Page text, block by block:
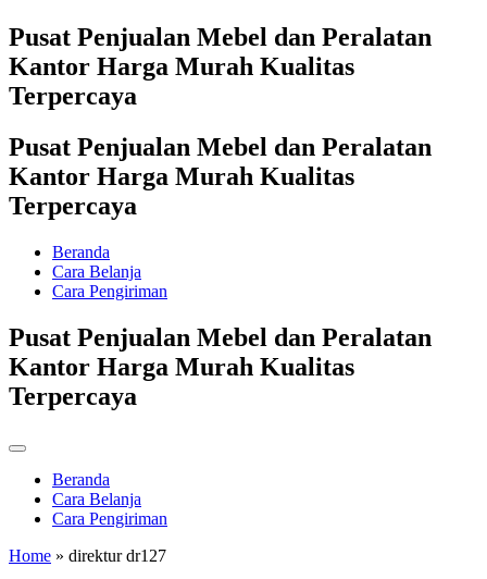
Pusat Penjualan Mebel dan Peralatan
Kantor Harga Murah Kualitas
Terpercaya
Pusat Penjualan Mebel dan Peralatan
Kantor Harga Murah Kualitas
Terpercaya
Beranda
Cara Belanja
Cara Pengiriman
Pusat Penjualan Mebel dan Peralatan
Kantor Harga Murah Kualitas
Terpercaya
Beranda
Cara Belanja
Cara Pengiriman
Home » direktur dr127